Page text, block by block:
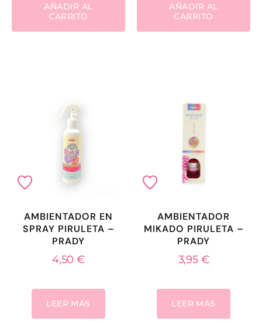
AÑADIR AL
CARRITO
AÑADIR AL
CARRITO
AMBIENTADOR EN
SPRAY PIRULETA –
PRADY
4,50€
LEER MÁS
AMBIENTADOR
MIKADO PIRULETA –
PRADY
3,95 €
LEER MÁS